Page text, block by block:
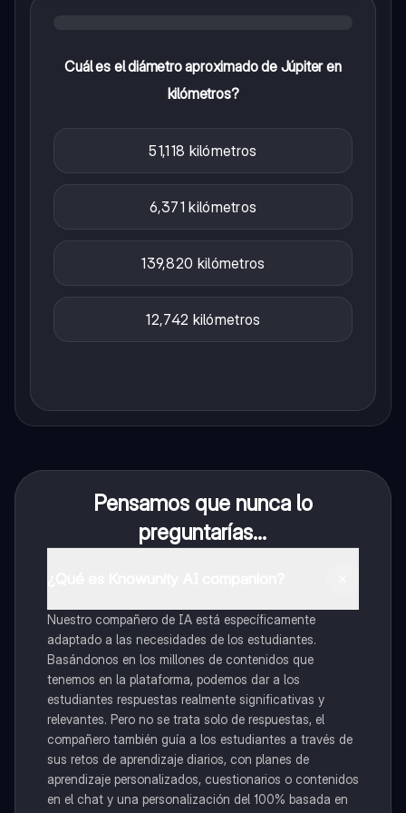
Cuál es el diámetro aproximado de Júpiter en
kilómetros?
51,118 kilómetros
6,371 kilómetros
139,820 kilómetros
12,742 kilómetros
Pensamos que nunca lo
preguntarías...
Nuestro compañero de IA está específicamente
adaptado a las necesidades de los estudiantes.
Basándonos en los millones de contenidos que
tenemos en la plataforma, podemos dar a los
estudiantes respuestas realmente significativas y
relevantes. Pero no se trata solo de respuestas, el
compañero también guía a los estudiantes a través de
sus retos de aprendizaje diarios, con planes de
aprendizaje personalizados, cuestionarios o contenidos
en el chat y una personalización del 100% basada en